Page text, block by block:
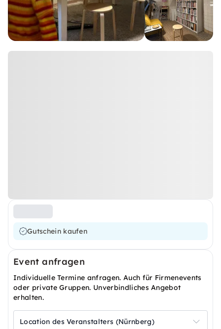
Gutschein kaufen
Event anfragen
Individuelle Termine anfragen. Auch für Firmenevents
oder private Gruppen. Unverbindliches Angebot
erhalten.
Location des Veranstalters (Nürnberg)